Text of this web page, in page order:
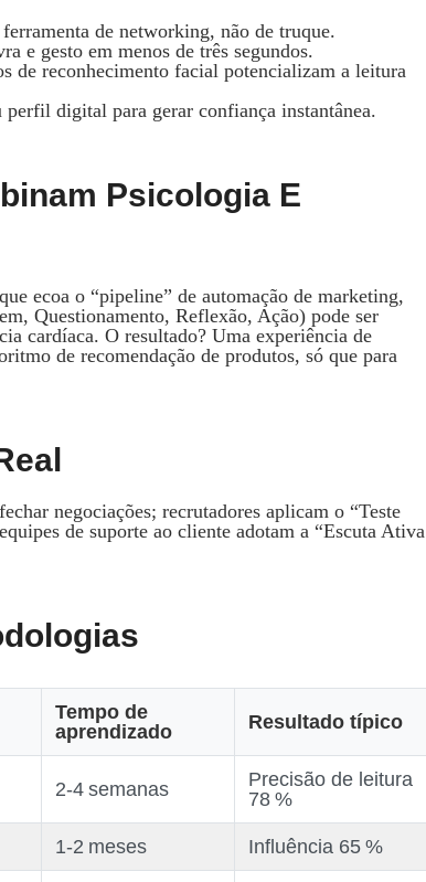
de networking, não de truque.
e gesto em menos de três segundos.
de reconhecimento facial potencializam a leitura
perfil digital para gerar confiança instantânea.
Psicologia E
ecoa o “pipeline” de automação de marketing,
Questionamento, Reflexão, Ação) pode ser
cardíaca. O resultado? Uma experiência de
de recomendação de produtos, só que para
negociações; recrutadores aplicam o “Teste
de suporte ao cliente adotam a “Escuta Ativa
Tempo de
aprendizado
Resultado típico
2‑4 semanas
Precisão de leitura
78 %
1‑2 meses Influência 65 %